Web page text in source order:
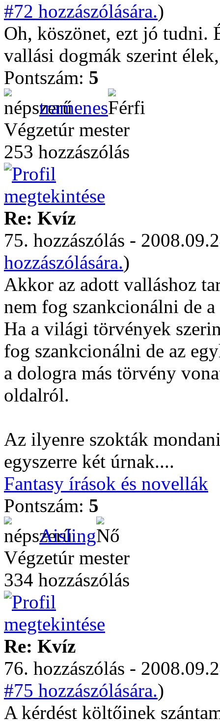
#72 hozzászólására.)
Oh, köszönet, ezt jó tudni.
vallási dogmák szerint
Pontszám: 5
tramenes
Végzetúr mester
253 hozzászólás
Re: Kvíz
75. hozzászólás -
hozzászólására.)
Akkor az adott valláshoz
nem fog szankcionálni de
Ha a világi törvények
fog szankcionálni de az
a dologra más törvény
oldalról.
Az ilyenre szokták
egyszerre két úrnak....
Fantasy írások és novellák
Pontszám: 5
Aisling
Végzetúr mester
334 hozzászólás
Re: Kvíz
76. hozzászólás -
#75 hozzászólására.)
A kérdést költőinek